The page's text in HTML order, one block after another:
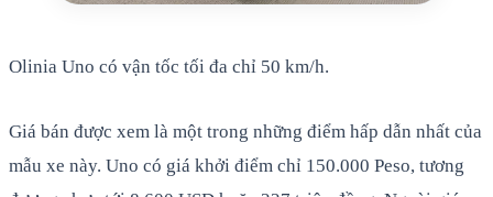
Olinia Uno có vận tốc tối đa chỉ 50 km/h.
Giá bán được xem là một trong những điểm hấp dẫn nhất của
mẫu xe này. Uno có giá khởi điểm chỉ 150.000 Peso, tương